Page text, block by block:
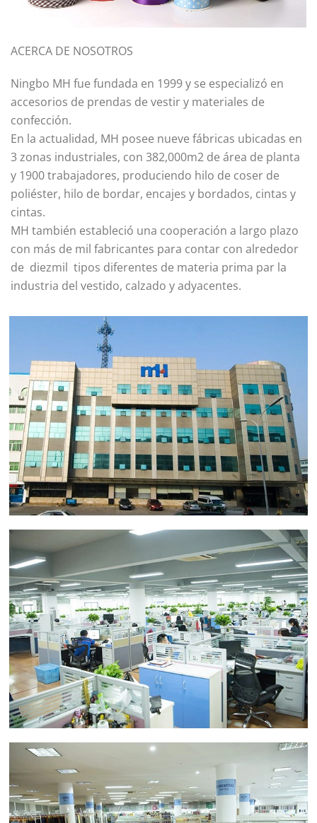
ACERCA DE NOSOTROS
Ningbo MH fue fundada en 1999 y se especializó en
accesorios de prendas de vestir y materiales de
confección.
En la actualidad, MH posee nueve fábricas ubicadas en
3 zonas industriales, con 382,000m2 de área de planta
y 1900 trabajadores, produciendo hilo de coser de
poliéster, hilo de bordar, encajes y bordados, cintas y
cintas.
MH también estableció una cooperación a largo plazo
con más de mil fabricantes para contar con alrededor
de diezmil tipos diferentes de materia prima par la
industria del vestido, calzado y adyacentes.